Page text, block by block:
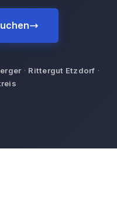
· Rittergut Etzdorf ·